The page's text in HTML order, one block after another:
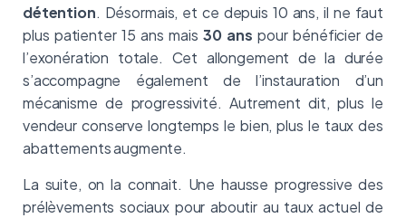
détention. Désormais, et ce depuis 10 ans, il ne faut
plus patienter 15 ans mais30 ans pour bénéficier de
l’exonération totale. Cet allongement de la durée
s’accompagne également de l’instauration d’un
mécanisme de progressivité. Autrement dit, plus le
vendeur conserve longtemps le bien, plus le taux des
abattements augmente.
La suite, on la connait. Une hausse progressive des
prélèvements sociaux pour aboutir au taux actuel de